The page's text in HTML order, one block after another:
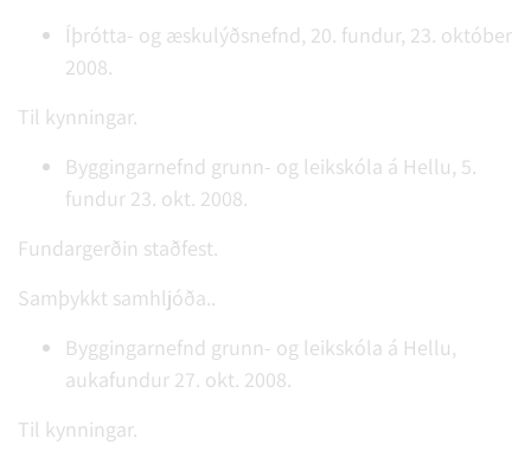
Íþrótta- og æskulýðsnefnd, 20. fundur, 23. október
2008.
Til kynningar.
Byggingarnefnd grunn- og leikskóla á Hellu, 5.
fundur 23. okt. 2008.
Fundargerðin staðfest.
Samþykkt samhljóða..
Byggingarnefnd grunn- og leikskóla á Hellu,
aukafundur 27. okt. 2008.
Til kynningar.